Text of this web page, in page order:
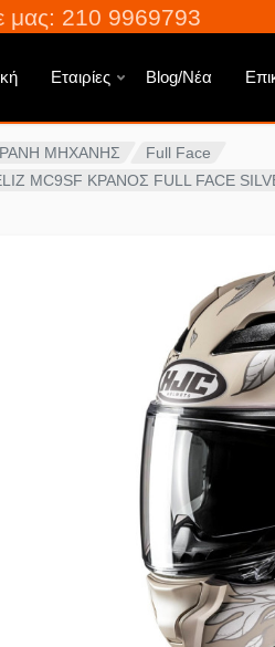
μας: 210 9969793
Εταιρίες Blog/Νέα
ΜΗΧΑΝΗΣ
Full Face
MC9SF ΚΡΑΝΟΣ FULL FACE